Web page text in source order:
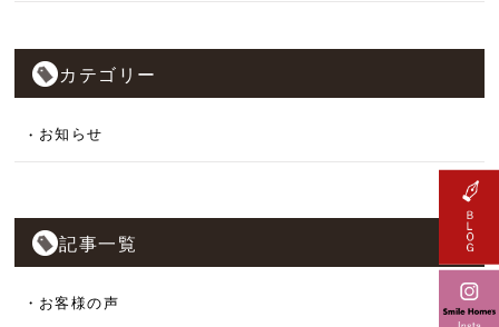
カテゴリー
お知らせ
記事一覧
お客様の声